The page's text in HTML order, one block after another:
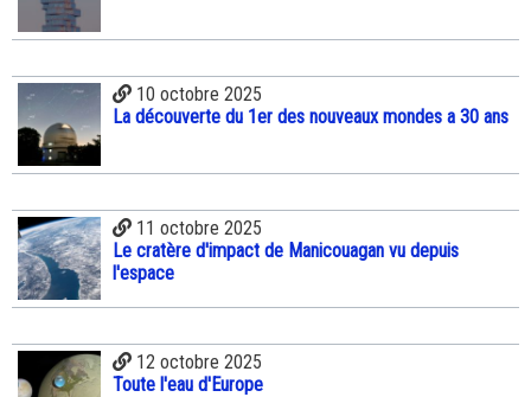
10 octobre 2025
La découverte du 1er des nouveaux mondes a 30 ans
11 octobre 2025
Le cratère d'impact de Manicouagan vu depuis
l'espace
12 octobre 2025
Toute l'eau d'Europe